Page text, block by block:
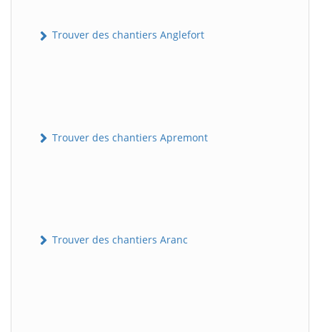
Trouver des chantiers Anglefort
Trouver des chantiers Apremont
Trouver des chantiers Aranc